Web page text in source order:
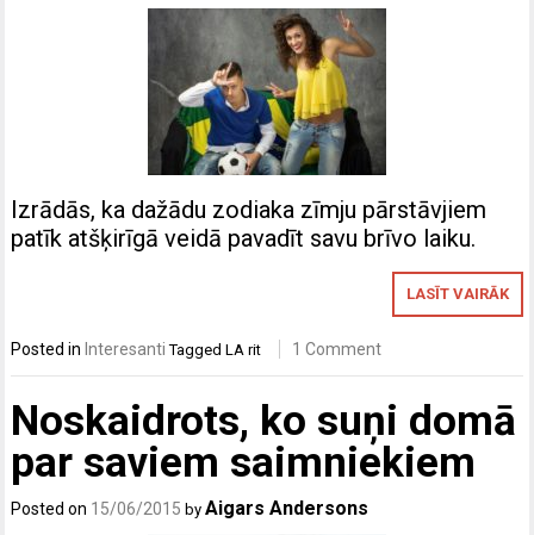
Izrādās, ka dažādu zodiaka zīmju pārstāvjiem
patīk atšķirīgā veidā pavadīt savu brīvo laiku.
LASĪT VAIRĀK
Posted in Interesanti TaggedLA rit 1 Comment
Noskaidrots, ko suņi domā
par saviem saimniekiem
Posted on 15/06/2015 byAigars Andersons